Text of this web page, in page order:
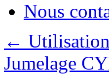
Nous
←
Jumelage